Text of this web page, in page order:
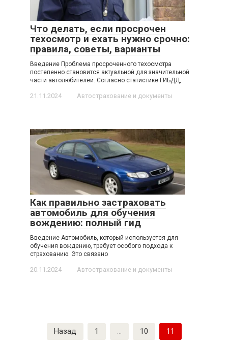
Что делать, если просрочен
техосмотр и ехать нужно срочно:
правила, советы, варианты
Введение Проблема просроченного техосмотра
постепенно становится актуальной для значительной
части автолюбителей. Согласно статистике ГИБДД,
21.11.2024 Автострахование и документы
Как правильно застраховать
автомобиль для обучения
вождению: полный гид
Введение Автомобиль, который используется для
обучения вождению, требует особого подхода к
страхованию. Это связано
20.11.2024 Автострахование и документы
Назад 1 … 10 11